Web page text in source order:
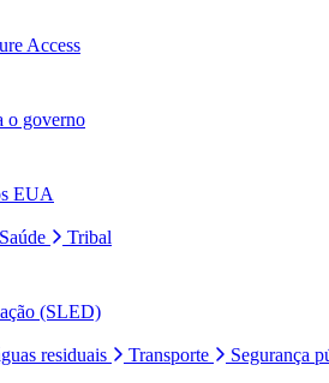
Access
o governo
EUA
Saúde Tribal
(SLED)
residuais Transporte Segurança